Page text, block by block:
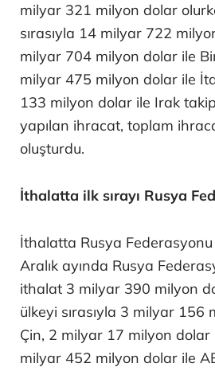
milyar 321 milyon dolar
sırasıyla 14 milyar 722
milyar 704 milyon dolar ile
milyar 475 milyon dolar ile
133 milyon dolar ile Irak
yapılan ihracat, toplam
oluşturdu.
İthalatta ilk sırayı Rusya
İthalatta Rusya Federasyonu
Aralık ayında Rusya
ithalat 3 milyar 390 milyon
ülkeyi sırasıyla 3 milyar 156
Çin, 2 milyar 17 milyon
milyar 452 milyon dolar ile